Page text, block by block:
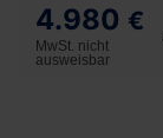
4.980 €
MwSt. nicht
ausweisbar